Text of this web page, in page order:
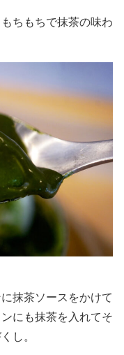
ちもちで抹茶の味わ
抹茶ソースをかけて
にも抹茶を入れてそ
し。